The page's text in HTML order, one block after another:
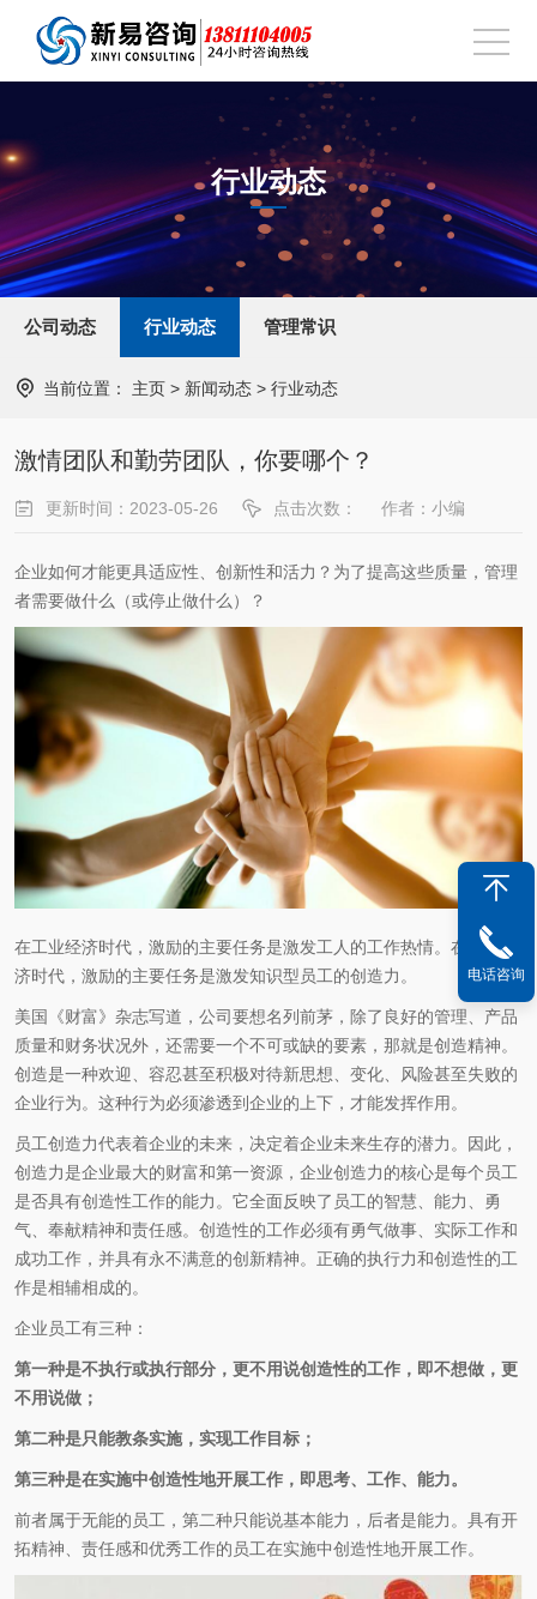
行业动态
公司动态 行业动态 管理常识
当前位置： 主页 > 新闻动态 > 行业动态
激情团队和勤劳团队，你要哪个？
更新时间：2023-05-26 点击次数： 作者：小编
企业如何才能更具适应性、创新性和活力？为了提高这些质量，管理
者需要做什么（或停止做什么）？
在工业经济时代，激励的主要任务是激发工人的工作热情。在知识经
济时代，激励的主要任务是激发知识型员工的创造力。
美国《财富》杂志写道，公司要想名列前茅，除了良好的管理、产品
质量和财务状况外，还需要一个不可或缺的要素，那就是创造精神。
创造是一种欢迎、容忍甚至积极对待新思想、变化、风险甚至失败的
企业行为。这种行为必须渗透到企业的上下，才能发挥作用。
员工创造力代表着企业的未来，决定着企业未来生存的潜力。因此，
创造力是企业最大的财富和第一资源，企业创造力的核心是每个员工
是否具有创造性工作的能力。它全面反映了员工的智慧、能力、勇
气、奉献精神和责任感。创造性的工作必须有勇气做事、实际工作和
成功工作，并具有永不满意的创新精神。正确的执行力和创造性的工
作是相辅相成的。
企业员工有三种：
第一种是不执行或执行部分，更不用说创造性的工作，即不想做，更
不用说做；
第二种是只能教条实施，实现工作目标；
第三种是在实施中创造性地开展工作，即思考、工作、能力。
前者属于无能的员工，第二种只能说基本能力，后者是能力。具有开
拓精神、责任感和优秀工作的员工在实施中创造性地开展工作。
电话咨询